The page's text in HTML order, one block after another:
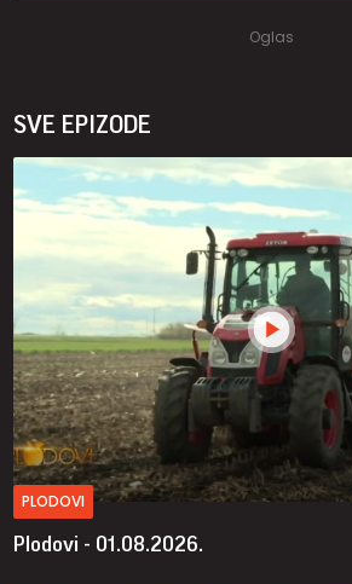
SVE EPIZODE
PLODOVI
Plodovi - 01.08.2026.